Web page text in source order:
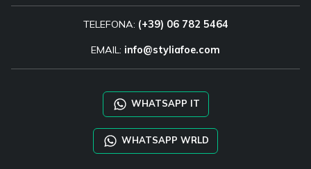
TELEFONA: (+39) 06 782 5464
EMAIL: info@styliafoe.com
WHATSAPP IT
WHATSAPP WRLD